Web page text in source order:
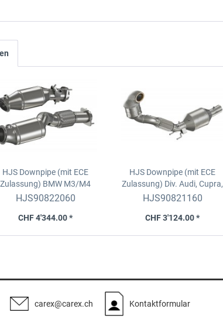
HJS Downpipe (mit ECE
Zulassung) BMW M3/M4
82/83), X3M/X4M (F97
HJS90822060
CHF 4'344.00 *
HJS Downpipe (mit ECE
Zulassung) Div. Audi, Cupra,
Seat, Skoda und VW
HJS90821160
CHF 3'124.00 *
carex@carex.ch Kontaktformular